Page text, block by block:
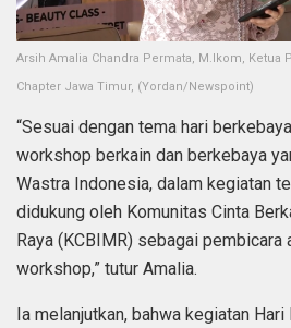
Arsih Amalia Chandra Permata, M.Ikom, Ketua
Chapter Jawa Timur, (Yordan/Newspoint)
“Sesuai dengan tema hari
workshop berkain dan berkebaya
Wastra Indonesia, dalam kegiatan
didukung oleh Komunitas Cinta
Raya (KCBIMR) sebagai pembicara
workshop,” tutur Amalia.
Ia melanjutkan, bahwa kegiatan